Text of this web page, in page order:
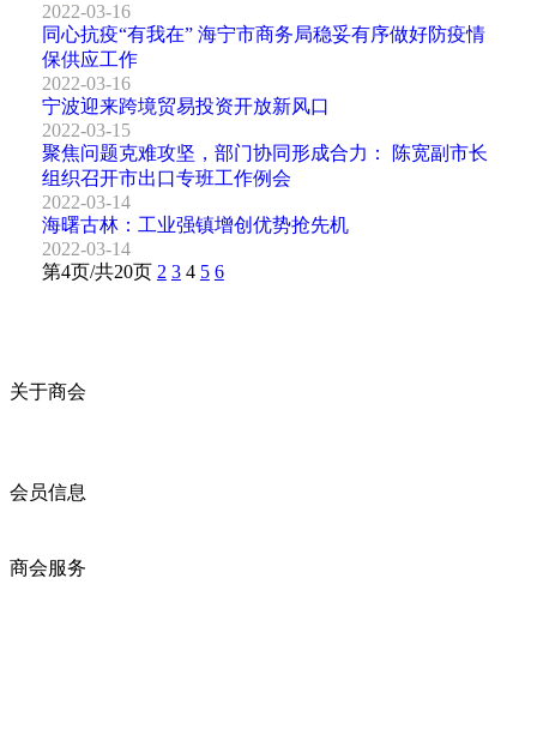
2022-03-16
同心抗疫“有我在” 海宁市商务局稳妥有序做好防疫情
保供应工作
2022-03-16
宁波迎来跨境贸易投资开放新风口
2022-03-15
聚焦问题克难攻坚，部门协同形成合力： 陈宽副市长
组织召开市出口专班工作例会
2022-03-14
海曙古林：工业强镇增创优势抢先机
2022-03-14
第4页/共20页 2 3 4 5 6
关于商会
会员信息
商会服务